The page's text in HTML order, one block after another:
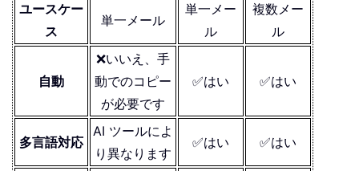
ユースケー
ス
単一メール
単一メー
ル
複数メー
ル
自動
❌いいえ、手
動でのコピー
が必要です
✅はい ✅はい
多言語対応
AI ツールによ
り異なります
✅はい ✅はい